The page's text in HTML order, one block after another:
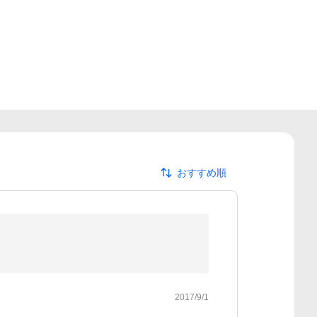
おすすめ順
2017/9/1